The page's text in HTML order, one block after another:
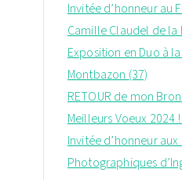
Invitée d’honneur au
Camille Claudel de la
Exposition en Duo à
Montbazon (37)
RETOUR de mon
Meilleurs Voeux 2024
Invitée d’honneur
Photographiques